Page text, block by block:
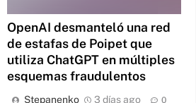
OpenAI desmanteló una red
de estafas de Poipet que
utiliza ChatGPT en múltiples
esquemas fraudulentos
Stepanenko 3 días ago 0